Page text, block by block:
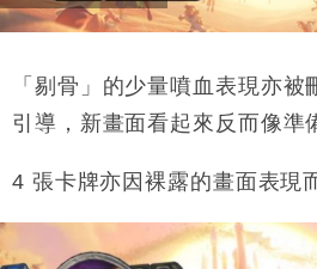
「剔骨」的少量噴血表現亦
引導，新畫面看起來反而像準
4 張卡牌亦因裸露的畫面表現